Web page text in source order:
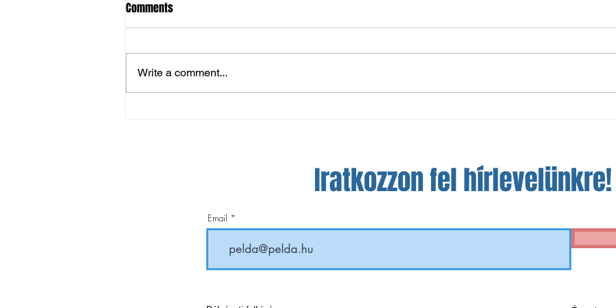
NB III: kemény próbatétel
Gyász: elhunyt Melis Zoltán
MOL
Comments
Write a comment...
Iratkozzon fel hírlevelünkre!
Email